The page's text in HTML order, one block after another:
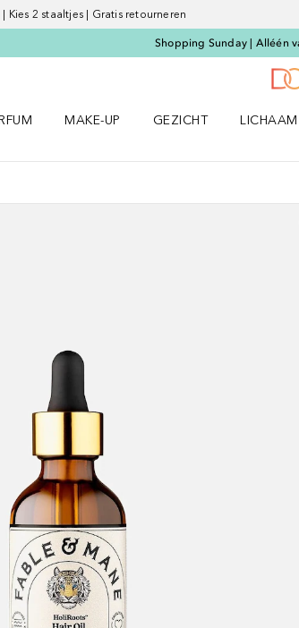
2 staaltjes | Gratis retourneren
Shopping Sunday | Alléén
MAKE-UP
GEZICHT
LICHAAM